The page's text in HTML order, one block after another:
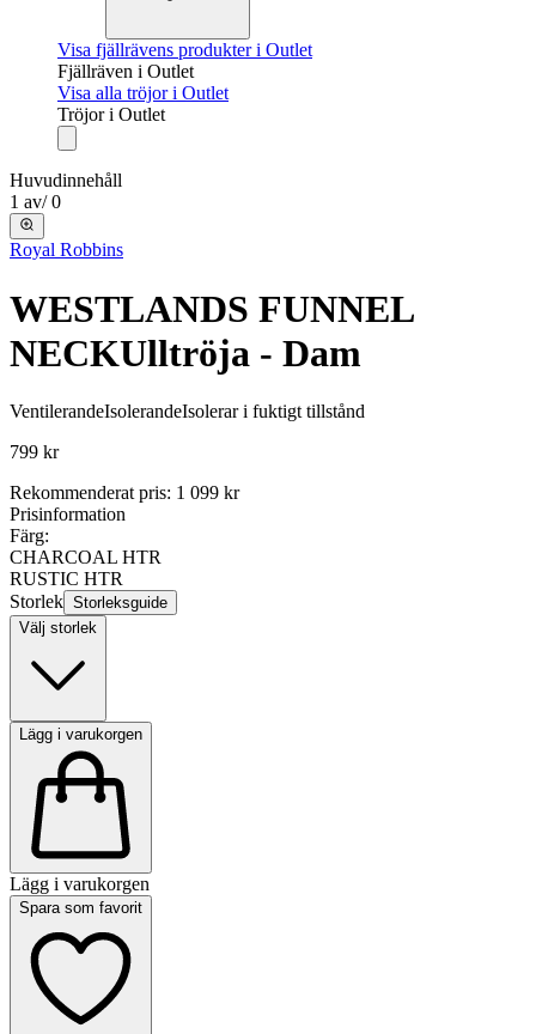
Visa fjällrävens produkter i Outlet
Fjällräven i Outlet
Visa alla tröjor i Outlet
Tröjor i Outlet
Huvudinnehåll
1 av/ 0
Royal Robbins
WESTLANDS FUNNEL
NECKUlltröja - Dam
VentilerandeIsolerandeIsolerar i fuktigt tillstånd
799 kr
Rekommenderat pris: 1 099 kr
Prisinformation
Färg:
CHARCOAL HTR
RUSTIC HTR
Storlek Storleksguide
Välj storlek
Lägg i varukorgen
Lägg i varukorgen
Spara som favorit